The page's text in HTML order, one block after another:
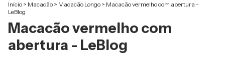
Início > Macacão > Macacão Longo > Macacão vermelho com abertura -
LeBlog
Macacão vermelho com
abertura - LeBlog